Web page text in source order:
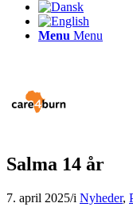
Menu Menu
Salma 14 år
7. april 2025/i Nyheder,